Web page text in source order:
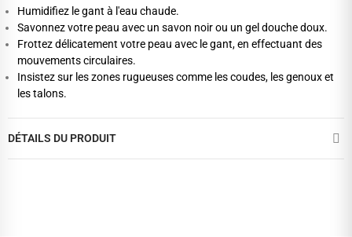
Humidifiez le gant à l'eau chaude.
Savonnez votre peau avec un savon noir ou un gel douche doux.
Frottez délicatement votre peau avec le gant, en effectuant des
mouvements circulaires.
Insistez sur les zones rugueuses comme les coudes, les genoux et
les talons.
DÉTAILS DU PRODUIT